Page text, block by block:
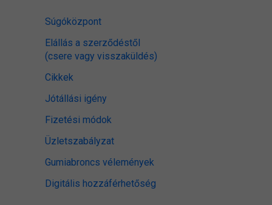
Súgóközpont
Elállás a szerződéstől
(csere vagy visszaküldés)
Cikkek
Jótállási igény
Fizetési módok
Üzletszabályzat
Gumiabroncs vélemények
Digitális hozzáférhetőség